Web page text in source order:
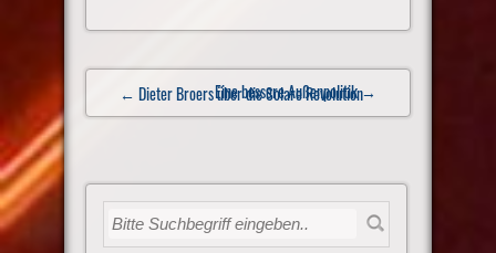
Post
navigation
← Dieter Broers über die Solare Revolution
Eine bessere Außenpolitik→